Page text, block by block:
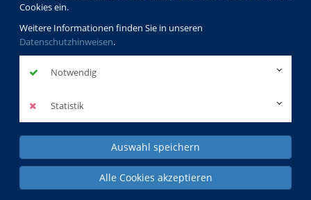
Cookies ein.
Weitere Informationen finden Sie in unseren
Datenschutzhinweisen.
Notwendig
Statistik
Auswahl speichern
Alle Cookies akzeptieren
Gesundheit